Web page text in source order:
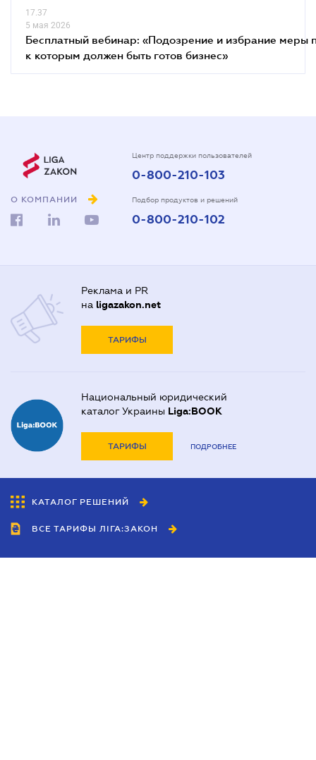
17.37
5 мая 2026
Бесплатный вебинар: «Подозрение и избрание меры
к которым должен быть готов бизнес»
О КОМПАНИИ
Центр поддержки пользователей
0-800-210-103
Подбор продуктов и решений
0-800-210-102
Реклама и PR
на ligazakon.net
ТАРИФЫ
Национальный юридический
каталог Украины Liga:BOOK
ТАРИФЫ ПОДРОБНЕЕ
КАТАЛОГ РЕШЕНИЙ
ВСЕ ТАРИФЫ ЛІГА:ЗАКОН